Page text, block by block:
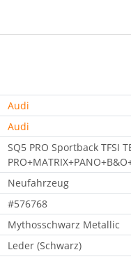
Audi
Audi
SQ5 PRO Sportback TFSI
Neufahrzeug
#576768
Mythosschwarz Metallic
Leder (Schwarz)